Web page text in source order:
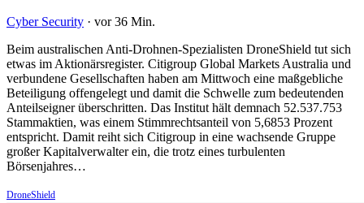
Cyber Security · vor 36 Min.
Beim australischen Anti-Drohnen-Spezialisten DroneShield tut sich
etwas im Aktionärsregister. Citigroup Global Markets Australia und
verbundene Gesellschaften haben am Mittwoch eine maßgebliche
Beteiligung offengelegt und damit die Schwelle zum bedeutenden
Anteilseigner überschritten. Das Institut hält demnach 52.537.753
Stammaktien, was einem Stimmrechtsanteil von 5,6853 Prozent
entspricht. Damit reiht sich Citigroup in eine wachsende Gruppe
großer Kapitalverwalter ein, die trotz eines turbulenten
Börsenjahres…
DroneShield